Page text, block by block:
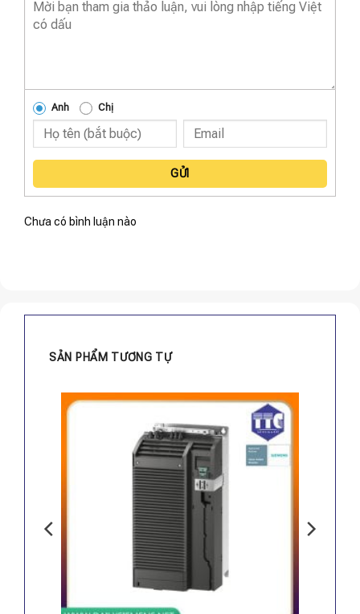
Anh Chị
GỬI
Chưa có bình luận nào
SẢN PHẨM TƯƠNG TỰ